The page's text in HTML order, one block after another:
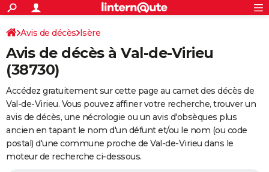
ACTUALITÉS
Politique
Société
Faits Divers
Education
Monde
Villes
+
SPORT
Coupe du monde 2026
Football
Tennis
Cyclisme
Rugby
Forum
FINANCE
Retraite
Impôts
Epargne
Immobilier
Risques naturels par ville
Banque
Assurance
Crédit
Essais
Réserver un essai
Citadines
Berlines
SUV
Forum auto
+
HIGH-TECH
Mobiles
Meilleur smartphone
Internet
Ordinateurs
Jeux vidéo
Guide high-tech
+BRICOLAGE
Avis de décès Isère
Avis de décès à Val-de-Virieu
(38730)
Accédez gratuitement sur cette page au carnet des décès de
Val-de-Virieu. Vous pouvez affiner votre recherche, trouver un
avis de décès, une nécrologie ou un avis d'obsèques plus
ancien en tapant le nom d'un défunt et/ou le nom (ou code
postal) d'une commune proche de Val-de-Virieu dans le
moteur de recherche ci-dessous.